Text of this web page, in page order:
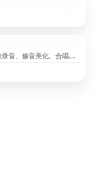
音、修音美化、合唱互